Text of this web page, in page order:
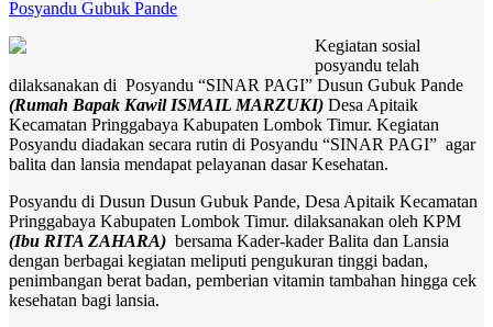
Posyandu Gubuk Pande
Kegiatan sosial
posyandu telah
dilaksanakan di Posyandu “SINAR PAGI” Dusun Gubuk Pande
(Rumah Bapak Kawil ISMAIL MARZUKI) Desa Apitaik
Kecamatan Pringgabaya Kabupaten Lombok Timur. Kegiatan
Posyandu diadakan secara rutin di Posyandu “SINAR PAGI” agar
balita dan lansia mendapat pelayanan dasar Kesehatan.
Posyandu di Dusun Dusun Gubuk Pande, Desa Apitaik Kecamatan
Pringgabaya Kabupaten Lombok Timur. dilaksanakan oleh KPM
(Ibu RITA ZAHARA) bersama Kader-kader Balita dan Lansia
dengan berbagai kegiatan meliputi pengukuran tinggi badan,
penimbangan berat badan, pemberian vitamin tambahan hingga cek
kesehatan bagi lansia.